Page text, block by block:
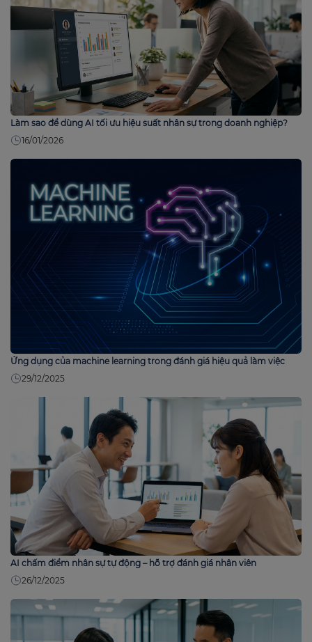
Làm sao để dùng AI tối ưu hiệu suất nhân sự trong doanh nghiệp?
16/01/2026
Ứng dụng của machine learning trong đánh giá hiệu quả làm việc
29/12/2025
AI chấm điểm nhân sự tự động – hỗ trợ đánh giá nhân viên
26/12/2025